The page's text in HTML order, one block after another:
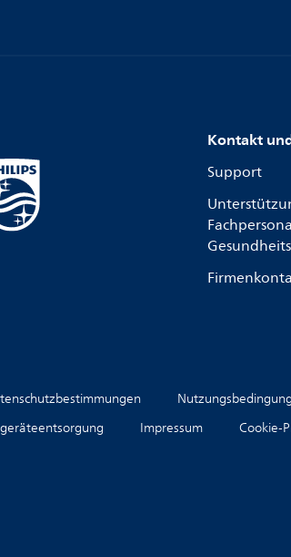
Kontakt
Support
Impressum Cookie-